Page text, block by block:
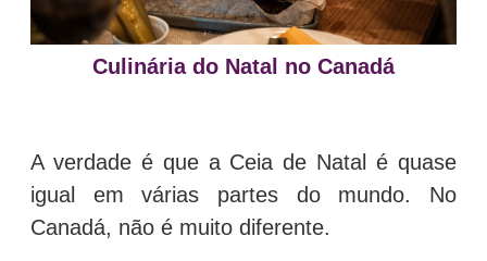
Culinária do Natal no Canadá
A verdade é que a Ceia de Natal é quase
igual em várias partes do mundo. No
Canadá, não é muito diferente.